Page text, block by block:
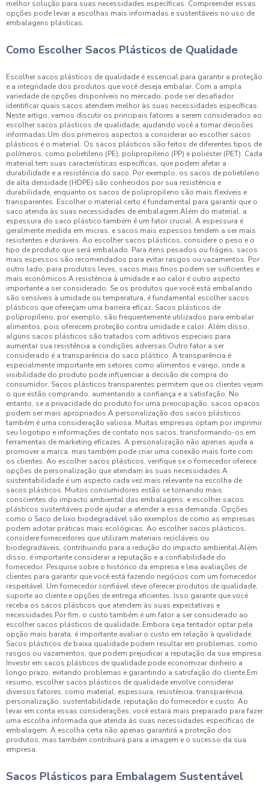
melhor solução para suas necessidades específicas. Compreender essas
opções pode levar a escolhas mais informadas e sustentáveis no uso de
embalagens plásticas.
Como Escolher Sacos Plásticos de Qualidade
Escolher sacos plásticos de qualidade é essencial para garantir a proteção
e a integridade dos produtos que você deseja embalar. Com a ampla
variedade de opções disponíveis no mercado, pode ser desafiador
identificar quais sacos atendem melhor às suas necessidades específicas.
Neste artigo, vamos discutir os principais fatores a serem considerados ao
escolher sacos plásticos de qualidade, ajudando você a tomar decisões
informadas.Um dos primeiros aspectos a considerar ao escolher sacos
plásticos é o material. Os sacos plásticos são feitos de diferentes tipos de
polímeros, como polietileno (PE), polipropileno (PP) e poliéster (PET). Cada
material tem suas características específicas, que podem afetar a
durabilidade e a resistência do saco. Por exemplo, os sacos de polietileno
de alta densidade (HDPE) são conhecidos por sua resistência e
durabilidade, enquanto os sacos de polipropileno são mais flexíveis e
transparentes. Escolher o material certo é fundamental para garantir que o
saco atenda às suas necessidades de embalagem.Além do material, a
espessura do saco plástico também é um fator crucial. A espessura é
geralmente medida em micras, e sacos mais espessos tendem a ser mais
resistentes e duráveis. Ao escolher sacos plásticos, considere o peso e o
tipo de produto que será embalado. Para itens pesados ou frágeis, sacos
mais espessos são recomendados para evitar rasgos ou vazamentos. Por
outro lado, para produtos leves, sacos mais finos podem ser suficientes e
mais econômicos.A resistência à umidade e ao calor é outro aspecto
importante a ser considerado. Se os produtos que você está embalando
são sensíveis à umidade ou temperatura, é fundamental escolher sacos
plásticos que ofereçam uma barreira eficaz. Sacos plásticos de
polipropileno, por exemplo, são frequentemente utilizados para embalar
alimentos, pois oferecem proteção contra umidade e calor. Além disso,
alguns sacos plásticos são tratados com aditivos especiais para
aumentar sua resistência a condições adversas.Outro fator a ser
considerado é a transparência do saco plástico. A transparência é
especialmente importante em setores como alimentos e varejo, onde a
visibilidade do produto pode influenciar a decisão de compra do
consumidor. Sacos plásticos transparentes permitem que os clientes vejam
o que estão comprando, aumentando a confiança e a satisfação. No
entanto, se a privacidade do produto for uma preocupação, sacos opacos
podem ser mais apropriados.A personalização dos sacos plásticos
também é uma consideração valiosa. Muitas empresas optam por imprimir
seu logotipo e informações de contato nos sacos, transformando-os em
ferramentas de marketing eficazes. A personalização não apenas ajuda a
promover a marca, mas também pode criar uma conexão mais forte com
os clientes. Ao escolher sacos plásticos, verifique se o fornecedor oferece
opções de personalização que atendam às suas necessidades.A
sustentabilidade é um aspecto cada vez mais relevante na escolha de
sacos plásticos. Muitos consumidores estão se tornando mais
conscientes do impacto ambiental das embalagens, e escolher sacos
plásticos sustentáveis pode ajudar a atender a essa demanda. Opções
como o Saco de lixo biodegradável são exemplos de como as empresas
podem adotar práticas mais ecológicas. Ao escolher sacos plásticos,
considere fornecedores que utilizam materiais recicláveis ou
biodegradáveis, contribuindo para a redução do impacto ambiental.Além
disso, é importante considerar a reputação e a confiabilidade do
fornecedor. Pesquise sobre o histórico da empresa e leia avaliações de
clientes para garantir que você está fazendo negócios com um fornecedor
respeitável. Um fornecedor confiável deve oferecer produtos de qualidade,
suporte ao cliente e opções de entrega eficientes. Isso garante que você
receba os sacos plásticos que atendem às suas expectativas e
necessidades.Por fim, o custo também é um fator a ser considerado ao
escolher sacos plásticos de qualidade. Embora seja tentador optar pela
opção mais barata, é importante avaliar o custo em relação à qualidade.
Sacos plásticos de baixa qualidade podem resultar em problemas, como
rasgos ou vazamentos, que podem prejudicar a reputação da sua empresa.
Investir em sacos plásticos de qualidade pode economizar dinheiro a
longo prazo, evitando problemas e garantindo a satisfação do cliente.Em
resumo, escolher sacos plásticos de qualidade envolve considerar
diversos fatores, como material, espessura, resistência, transparência,
personalização, sustentabilidade, reputação do fornecedor e custo. Ao
levar em conta essas considerações, você estará mais preparado para fazer
uma escolha informada que atenda às suas necessidades específicas de
embalagem. A escolha certa não apenas garantirá a proteção dos
produtos, mas também contribuirá para a imagem e o sucesso da sua
empresa.
Sacos Plásticos para Embalagem Sustentável